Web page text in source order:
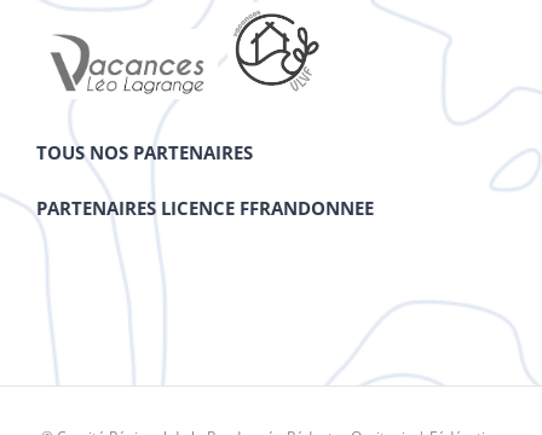
TOUS NOS PARTENAIRES
PARTENAIRES LICENCE FFRANDONNEE